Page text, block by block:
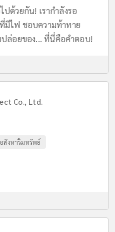
ปด้วยกัน! เรากำลังรอ
ไฟ ชอบความท้าทาย
ล่อยของ... ที่นี่คือคำตอบ!
Co., Ltd.
อสังหาริมทรัพย์